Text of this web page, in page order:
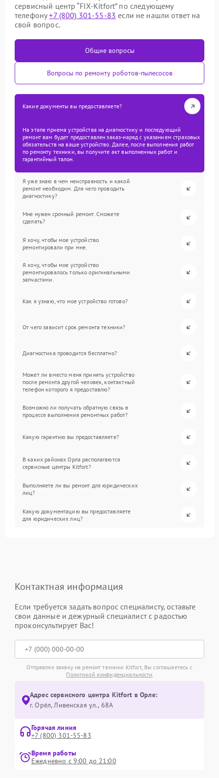
сервисный центр “FIX-Kitfort” по следующему
телефону+7 (800) 301-55-83 если не нашли ответ на
свой вопрос.
Общие вопросы
Вопросы по ремонту роботов-пылесосов
Какие документы вы предоставляете?
На этапе приема устройства на диагностику и последующий
ремонт вам будет предоставлен заказ-наряд с указанием страховых
обязательств на ваше устройство. Далее, после выполнения работ
по ремонту техники, вы получите акт выполненных работ и
гарантийный талон.
Я уже знаю в чем неисправность и какой
ремонт необходим. Для чего проводить
диагностику?
Мне нужен срочный ремонт. Сможете
сделать?
Я хочу, чтобы мое устройство
ремонтировали при мне.
Я хочу, чтобы мое устройство
ремонтировалось только оригинальными
запчастями.
Как я узнаю, что мое устройство готово?
От чего зависит срок ремонта техники?
Диагностика проводится бесплатно?
Может ли вместо меня принять устройство
после ремонта другой человек, контактный
телефон которого я предоставлю?
Возможно ли получать обратную связь в
процессе выполнения ремонтных работ?
Какую гарантию вы предоставляете?
В каких районах Орла располагаются
сервисные центры Kitfort?
Выполняете ли вы ремонт для юридических
лиц?
Какую документацию вы предоставляете
для юридических лиц?
Контактная информация
Если требуется задать вопрос специалисту, оставьте
свои данные и дежурный специалист с радостью
проконсультирует Вас!
Отправляя заявку на ремонт техники Kitfort, Вы соглашаетесь с
Политикой конфиденциальности
Адрес сервисного центра Kitfort в Орле:
г. Орёл, Ливенская ул., 68А
Горячая линия
+7 (800) 301-55-83
Время работы
Ежедневно с 9:00 до 21:00